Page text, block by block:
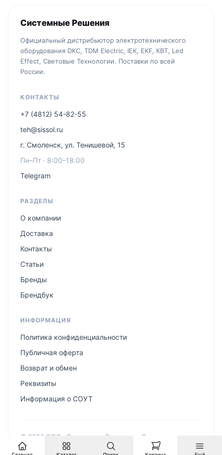
Системные Решения
Официальный дистрибьютор электротехнического
оборудования DKC, TDM Electric, IEK, EKF, КВТ, Led
Effect, Световые Технологии. Поставки по всей
России.
КОНТАКТЫ
+7 (4812) 54-82-55
teh@sissol.ru
г. Смоленск, ул. Тенишевой, 15
Пн–Пт · 8:00–18:00
Telegram
РАЗДЕЛЫ
О компании
Доставка
Контакты
Статьи
Бренды
Брендбук
ИНФОРМАЦИЯ
Политика конфиденциальности
Публичная оферта
Возврат и обмен
Реквизиты
Информация о СОУТ
© 2026 ООО «Системные Решения». Все права
защищены.